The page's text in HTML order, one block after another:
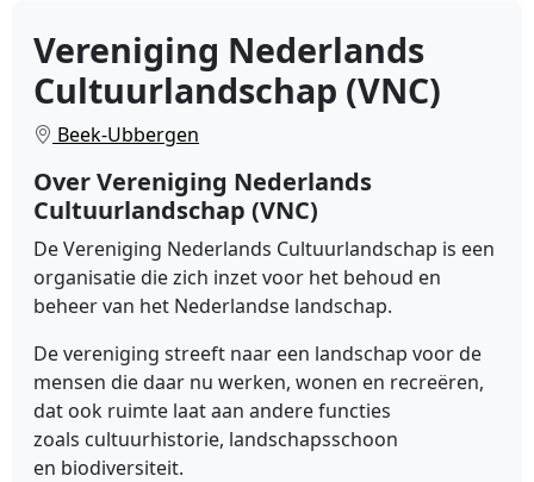
Vereniging Nederlands
Cultuurlandschap (VNC)
Beek-Ubbergen
Over Vereniging Nederlands
Cultuurlandschap (VNC)
De Vereniging Nederlands Cultuurlandschap is een
organisatie die zich inzet voor het behoud en
beheer van het Nederlandse landschap.
De vereniging streeft naar een landschap voor de
mensen die daar nu werken, wonen en recreëren,
dat ook ruimte laat aan andere functies
zoals cultuurhistorie, landschapsschoon
en biodiversiteit.